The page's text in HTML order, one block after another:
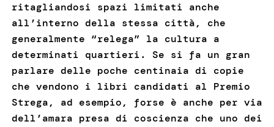
ritagliandosi spazi limitati anche
all’interno della stessa città, che
generalmente “relega” la cultura a
determinati quartieri. Se si fa un gran
parlare delle poche centinaia di copie
che vendono i libri candidati al Premio
Strega, ad esempio, forse è anche per via
dell’amara presa di coscienza che uno dei